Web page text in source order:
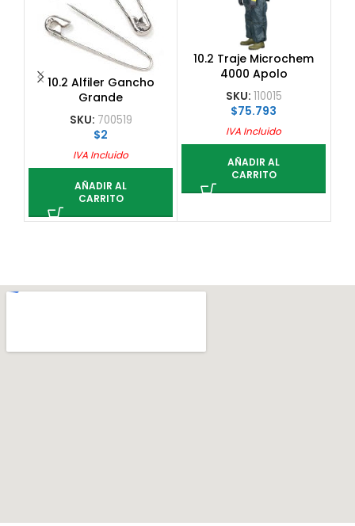
10.2 Alfiler Gancho
Grande
SKU: 700519
$2
IVA Incluido
AÑADIR AL
CARRITO
10.2 Traje Microchem
4000 Apolo
SKU: 110015
$75.793
IVA Incluido
AÑADIR AL
CARRITO